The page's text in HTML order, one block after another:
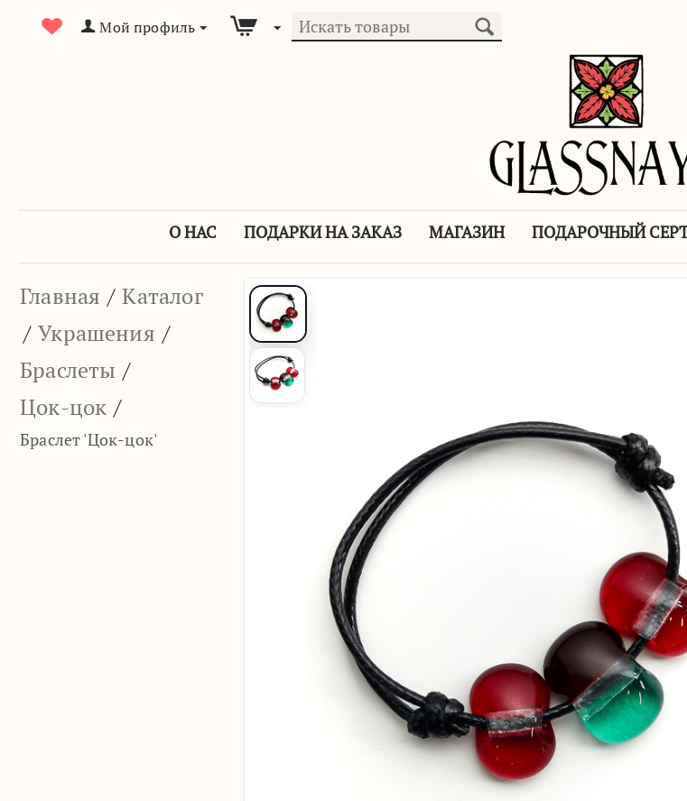
Мой профиль
О НАС ПОДАРКИ НА ЗАКАЗ МАГАЗИН ПОДАРОЧНЫЙ
Главная / Каталог
/ Украшения /
Браслеты /
Цок-цок /
Браслет 'Цок-цок'